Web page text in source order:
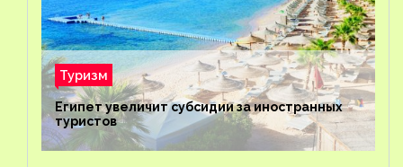
Туризм
Египет увеличит субсидии за иностранных
туристов